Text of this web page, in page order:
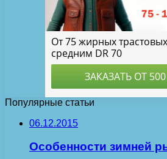
Популярные статьи
06.12.2015
Особенности зимней